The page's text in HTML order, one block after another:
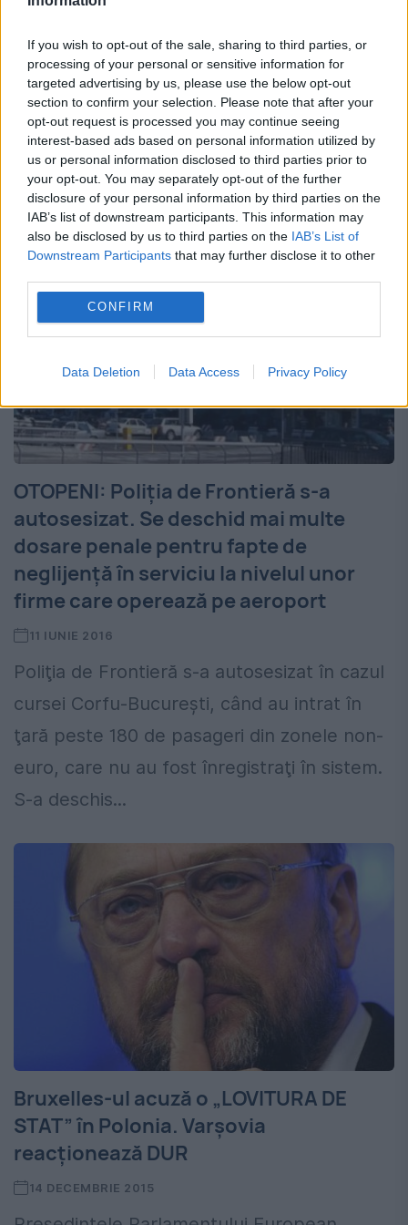
If you wish to opt-out of the sale, sharing to third parties, or
processing of your personal or sensitive information for
targeted advertising by us, please use the below opt-out
section to confirm your selection. Please note that after your
opt-out request is processed you may continue seeing
interest-based ads based on personal information utilized by
us or personal information disclosed to third parties prior to
your opt-out. You may separately opt-out of the further
disclosure of your personal information by third parties on the
IAB’s list of downstream participants. This information may
also be disclosed by us to third parties on the IAB’s List of
Downstream Participants that may further disclose it to other
CONFIRM
Data Deletion Data Access Privacy Policy
Luni, 20 iunie 2016. Cotroceni. După șocul
produs națiunii duse la biserică de Înaltul
Sfîrc al lui Carmen Iohannis (vezi foto), ițit
de sub rochița de fetiță dulce din
București,...
OTOPENI: Poliţia de Frontieră s-a
autosesizat. Se deschid mai multe
dosare penale pentru fapte de
neglijenţă în serviciu la nivelul unor
firme care operează pe aeroport
11 IUNIE 2016
Poliţia de Frontieră s-a autosesizat în cazul
cursei Corfu-Bucureşti, când au intrat în
ţară peste 180 de pasageri din zonele non-
euro, care nu au fost înregistraţi în sistem.
S-a deschis...
Bruxelles-ul acuză o „LOVITURA DE
STAT” în Polonia. Varșovia
reacționează DUR
14 DECEMBRIE 2015